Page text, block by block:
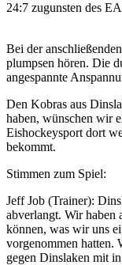
24:7 zugunsten des
Bei der
plumpsen hören. Die
angespannte
Den Kobras aus
haben, wünschen wir
Eishockeysport dort
bekommt.
Stimmen zum Spiel:
Jeff Job (Trainer):
abverlangt. Wir haben
können, was wir uns
vorgenommen hatten.
gegen Dinslaken mit